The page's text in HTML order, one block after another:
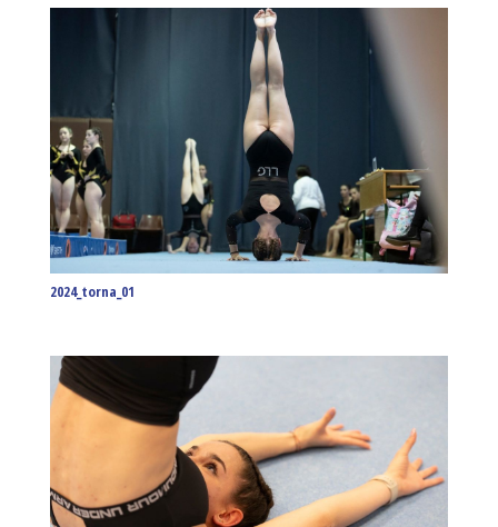
2024_torna_01